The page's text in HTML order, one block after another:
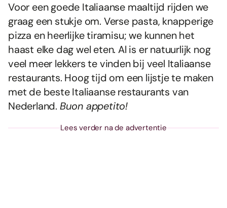
Voor een goede Italiaanse maaltijd rijden we
graag een stukje om. Verse pasta, knapperige
pizza en heerlijke tiramisu; we kunnen het
haast elke dag wel eten. Al is er natuurlijk nog
veel meer lekkers te vinden bij veel Italiaanse
restaurants. Hoog tijd om een lijstje te maken
met de beste Italiaanse restaurants van
Nederland. Buon appetito!
Lees verder na de advertentie